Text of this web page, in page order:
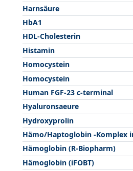
Harnsäure
HbA1
HDL-Cholesterin
Histamin
Homocystein
Homocystein
Human FGF-23 c-terminal
Hyaluronsaeure
Hydroxyprolin
Hämo/Haptoglobin -Komplex
Hämoglobin (R-Biopharm)
Hämoglobin (iFOBT)